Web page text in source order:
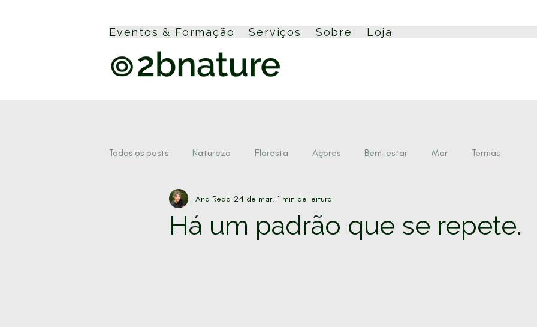
Eventos & Formação Serviços Sobre Loja
Todos os posts Natureza Floresta Açores Bem-estar Mar Termas
Cascatas Forest Therapy Slow Living
Há um padrão que se repete.
Ana Read 24 de mar. 1 min de leitura